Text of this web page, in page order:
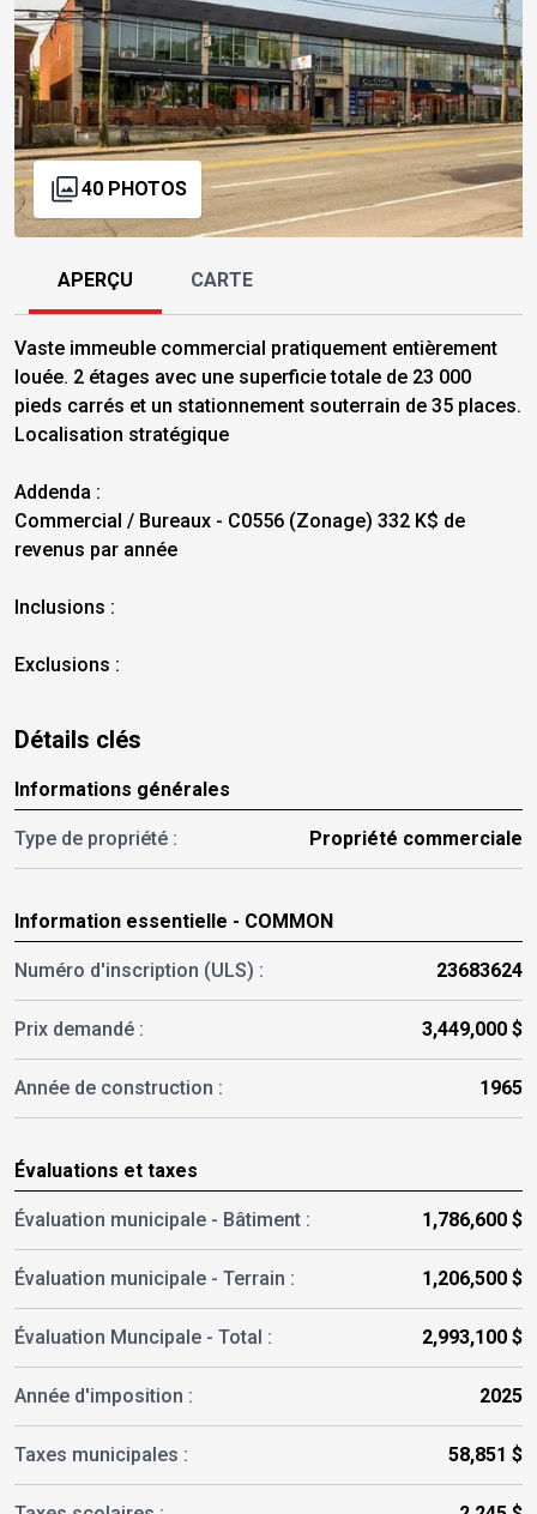
40 PHOTOS
APERÇU CARTE
Vaste immeuble commercial pratiquement entièrement
louée. 2 étages avec une superficie totale de 23 000
pieds carrés et un stationnement souterrain de 35 places.
Localisation stratégique
Addenda :
Commercial / Bureaux - C0556 (Zonage) 332 K$ de
revenus par année
Inclusions :
Exclusions :
Détails clés
Informations générales
Type de propriété : Propriété commerciale
Information essentielle - COMMON
Numéro d'inscription (ULS) : 23683624
Prix demandé : 3,449,000 $
Année de construction : 1965
Évaluations et taxes
Évaluation municipale - Bâtiment : 1,786,600 $
Évaluation municipale - Terrain : 1,206,500 $
Évaluation Muncipale - Total : 2,993,100 $
Année d'imposition : 2025
Taxes municipales : 58,851 $